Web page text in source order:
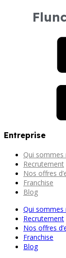
Entreprise
Qui sommes
Recrutement
Nos offres
Franchise
Blog
Qui sommes
Recrutement
Nos offres
Franchise
Blog